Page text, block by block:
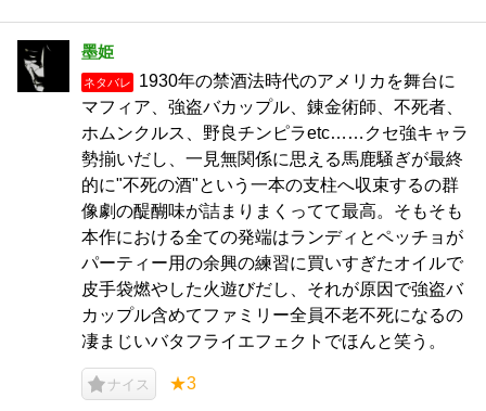
墨姫
ネタバレ
1930年の禁酒法時代のアメリカを舞台に
マフィア、強盗バカップル、錬金術師、不死者、
ホムンクルス、野良チンピラetc……クセ強キャラ
勢揃いだし、一見無関係に思える馬鹿騒ぎが最終
的に"不死の酒"という一本の支柱へ収束するの群
像劇の醍醐味が詰まりまくってて最高。そもそも
本作における全ての発端はランディとペッチョが
パーティー用の余興の練習に買いすぎたオイルで
皮手袋燃やした火遊びだし、それが原因で強盗バ
カップル含めてファミリー全員不老不死になるの
凄まじいバタフライエフェクトでほんと笑う。
ナイス ★3